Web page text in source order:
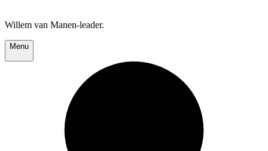
Willem van Manen-leader.
Menu